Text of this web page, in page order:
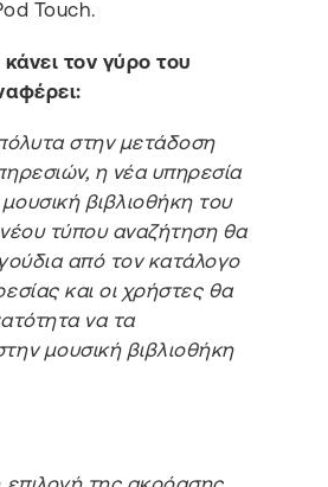
Touch.
τον γύρο του
στην μετάδοση
η νέα υπηρεσία
μουσική βιβλιοθήκη του
τύπου αναζήτηση θα
από τον κατάλογο
και οι χρήστες θα
να τα
μουσική βιβλιοθήκη